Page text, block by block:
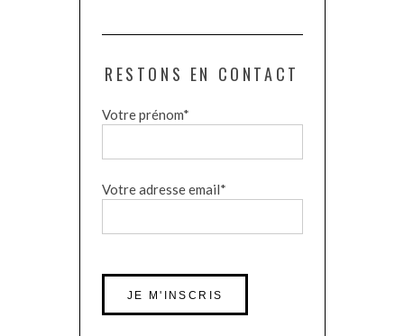
RESTONS EN CONTACT
Votre prénom*
Votre adresse email*